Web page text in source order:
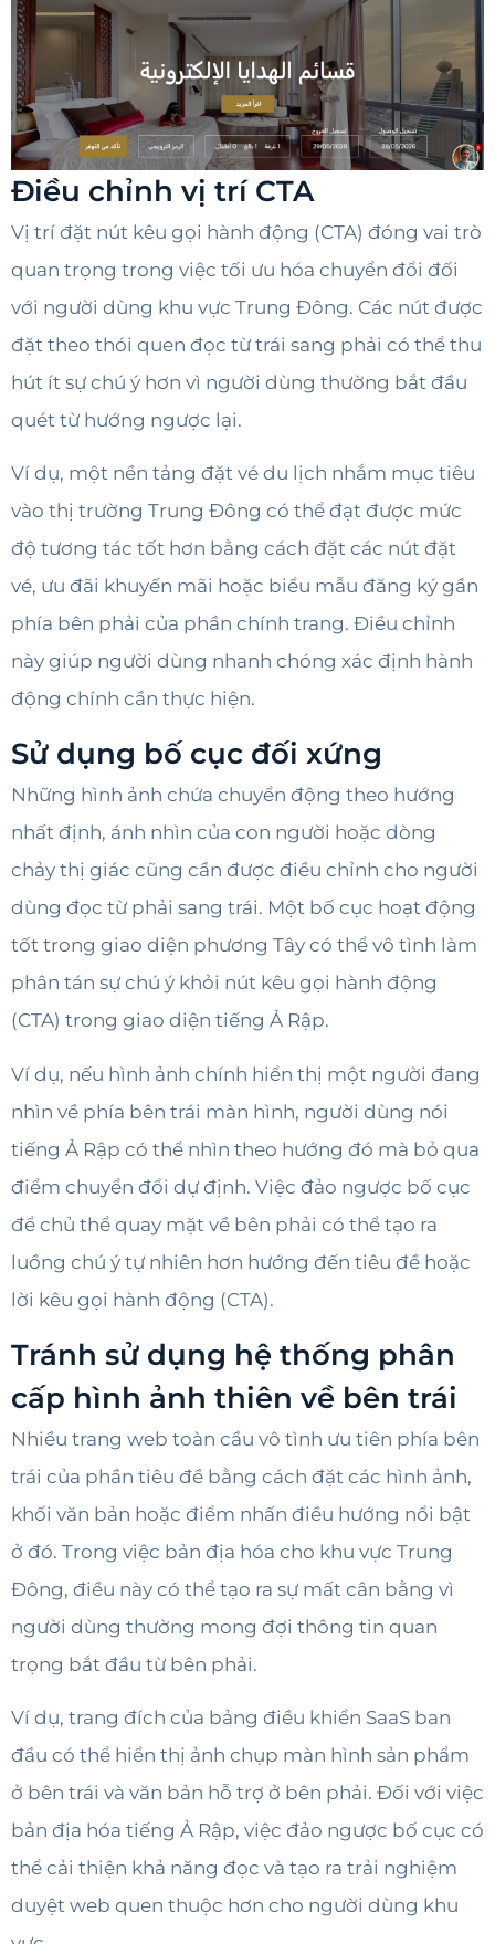
Điều chỉnh vị trí CTA
Vị trí đặt nút kêu gọi hành động (CTA) đóng vai trò
quan trọng trong việc tối ưu hóa chuyển đổi đối
với người dùng khu vực Trung Đông. Các nút được
đặt theo thói quen đọc từ trái sang phải có thể thu
hút ít sự chú ý hơn vì người dùng thường bắt đầu
quét từ hướng ngược lại.
Ví dụ, một nền tảng đặt vé du lịch nhắm mục tiêu
vào thị trường Trung Đông có thể đạt được mức
độ tương tác tốt hơn bằng cách đặt các nút đặt
vé, ưu đãi khuyến mãi hoặc biểu mẫu đăng ký gần
phía bên phải của phần chính trang. Điều chỉnh
này giúp người dùng nhanh chóng xác định hành
động chính cần thực hiện.
Sử dụng bố cục đối xứng
Những hình ảnh chứa chuyển động theo hướng
nhất định, ánh nhìn của con người hoặc dòng
chảy thị giác cũng cần được điều chỉnh cho người
dùng đọc từ phải sang trái. Một bố cục hoạt động
tốt trong giao diện phương Tây có thể vô tình làm
phân tán sự chú ý khỏi nút kêu gọi hành động
(CTA) trong giao diện tiếng Ả Rập.
Ví dụ, nếu hình ảnh chính hiển thị một người đang
nhìn về phía bên trái màn hình, người dùng nói
tiếng Ả Rập có thể nhìn theo hướng đó mà bỏ qua
điểm chuyển đổi dự định. Việc đảo ngược bố cục
để chủ thể quay mặt về bên phải có thể tạo ra
luồng chú ý tự nhiên hơn hướng đến tiêu đề hoặc
lời kêu gọi hành động (CTA).
Tránh sử dụng hệ thống phân
cấp hình ảnh thiên về bên trái
Nhiều trang web toàn cầu vô tình ưu tiên phía bên
trái của phần tiêu đề bằng cách đặt các hình ảnh,
khối văn bản hoặc điểm nhấn điều hướng nổi bật
ở đó. Trong việc bản địa hóa cho khu vực Trung
Đông, điều này có thể tạo ra sự mất cân bằng vì
người dùng thường mong đợi thông tin quan
trọng bắt đầu từ bên phải.
Ví dụ, trang đích của bảng điều khiển SaaS ban
đầu có thể hiển thị ảnh chụp màn hình sản phẩm
ở bên trái và văn bản hỗ trợ ở bên phải. Đối với việc
bản địa hóa tiếng Ả Rập, việc đảo ngược bố cục có
thể cải thiện khả năng đọc và tạo ra trải nghiệm
duyệt web quen thuộc hơn cho người dùng khu